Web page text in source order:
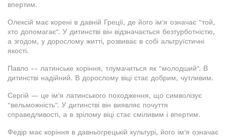
впертим.
Олексій має корені в давній Греції, де його ім'я означає "той,
хто допомагає". У дитинстві він відзначається безтурботністю,
а згодом, у дорослому житті, розвиває в собі альтруїстичні
якості.
Павло -- латинське коріння, тлумачиться як "молодший". В
дитинстві надійний. В дорослому віці стає добрим, чутливим.
Сергій — це ім'я латинського походження, що символізує
"вельможність". У дитинстві він виявляє почуття
справедливості, а в зрілому віці стає сміливим і впертим.
Федір має коріння в давньогрецькій культурі, його ім'я означає